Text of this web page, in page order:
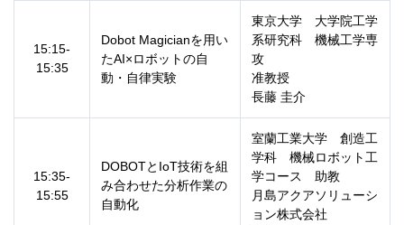
15:15-
15:35
Dobot Magicianを用い
たAI×ロボットの自
動・自律実験
東京大学 大学院工学
系研究科 機械工学専
攻
准教授
長藤 圭介
15:35-
15:55
DOBOTとIoT技術を組
み合わせた分析作業の
自動化
室蘭工業大学 創造工
学科 機械ロボット工
学コース 助教
月島アクアソリューシ
ョン株式会社